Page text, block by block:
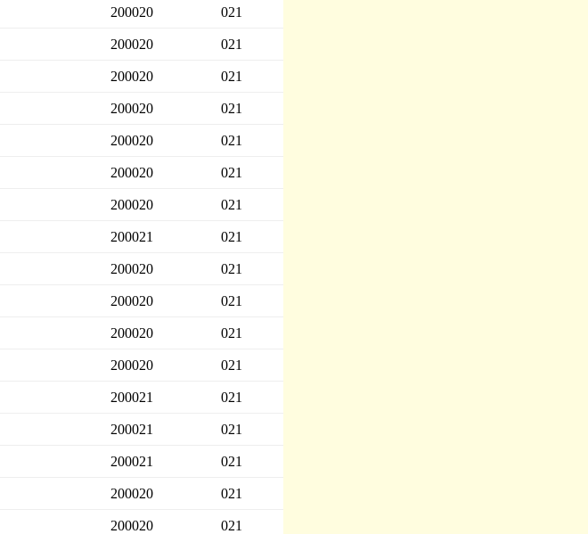
200020 021
200020 021
200020 021
200020 021
200020 021
200020 021
200020 021
200021 021
200020 021
200020 021
200020 021
200020 021
200021 021
200021 021
200021 021
200020 021
200020 021